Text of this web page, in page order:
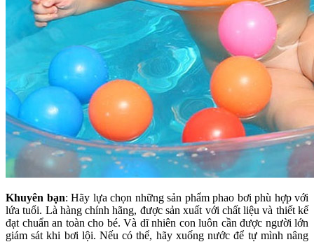
Khuyên bạn: Hãy lựa chọn những sản phẩm phao bơi phù hợp với
lứa tuổi. Là hàng chính hãng, được sản xuất với chất liệu và thiết kế
đạt chuẩn an toàn cho bé. Và dĩ nhiên con luôn cần được người lớn
giám sát khi bơi lội. Nếu có thể, hãy xuống nước để tự mình nâng